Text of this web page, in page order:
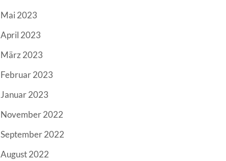
Mai 2023
April 2023
März 2023
Februar 2023
Januar 2023
November 2022
September 2022
August 2022